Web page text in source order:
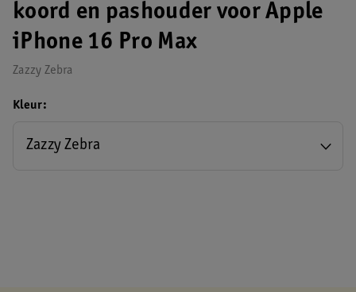
koord en pashouder voor Apple
iPhone 16 Pro Max
Zazzy Zebra
Kleur
Zazzy Zebra